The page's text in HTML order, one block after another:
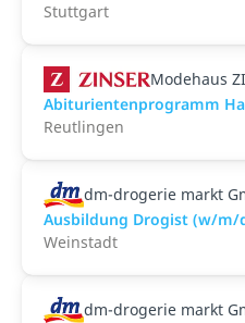
Stuttgart
Modehaus
Abiturientenprogramm
Reutlingen
dm-drogerie markt
Ausbildung Drogist (w/m/
Weinstadt
dm-drogerie markt